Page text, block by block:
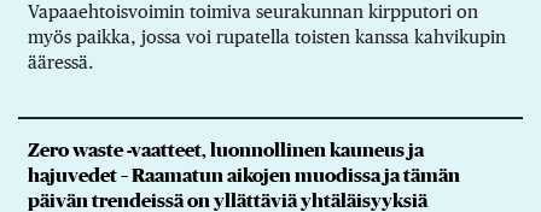
Vapaaehtoisvoimin toimiva seurakunnan kirpputori on
myös paikka, jossa voi rupatella toisten kanssa kahvikupin
ääressä.
Zero waste -vaatteet, luonnollinen kauneus ja
hajuvedet – Raamatun aikojen muodissa ja tämän
päivän trendeissä on yllättäviä yhtäläisyyksiä